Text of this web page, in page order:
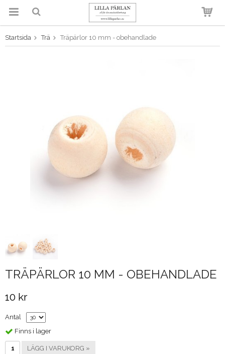
Produkten har blivit tillagd i
varukorgen
Startsida Trä Träpärlor 10 mm - obehandlade
TRÄPÄRLOR 10 MM - OBEHANDLADE
10 kr
Antal
Finns i lager
LÄGG I VARUKORG »